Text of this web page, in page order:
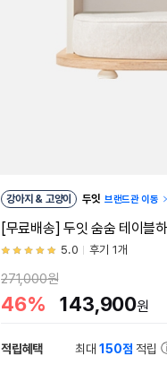
강아지 & 고양이 두잇 브랜드관 이동
[무료배송] 두잇 숨숨 테이블
5.0 후기 1개
271,000원
46% 143,900원
적립혜택 최대150점 적립